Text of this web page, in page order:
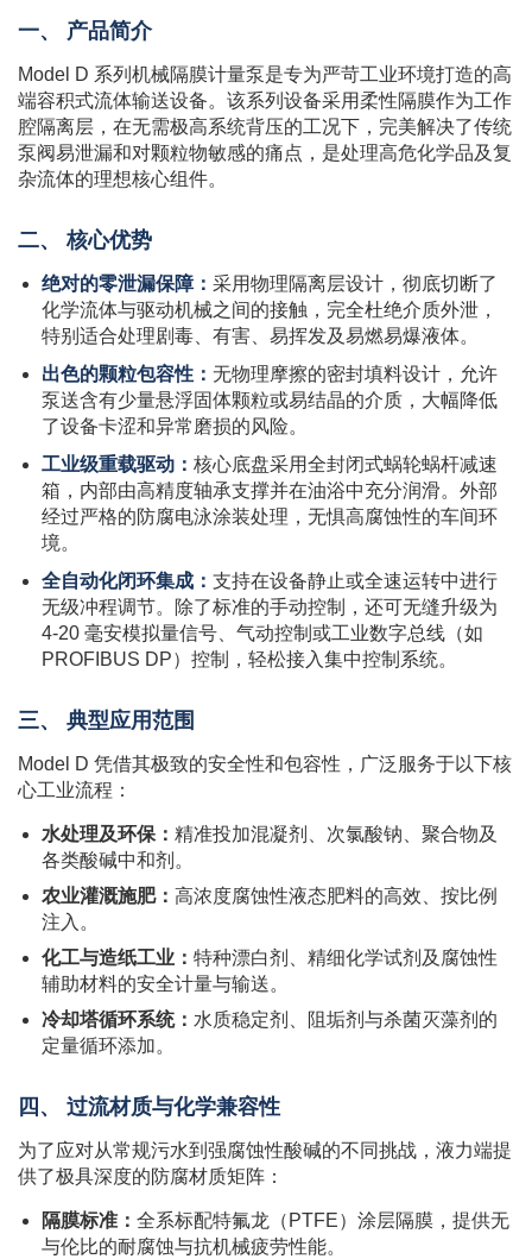
一、 产品简介
Model D 系列机械隔膜计量泵是专为严苛工业环境打造的高
端容积式流体输送设备。该系列设备采用柔性隔膜作为工作
腔隔离层，在无需极高系统背压的工况下，完美解决了传统
泵阀易泄漏和对颗粒物敏感的痛点，是处理高危化学品及复
杂流体的理想核心组件。
二、 核心优势
绝对的零泄漏保障： 采用物理隔离层设计，彻底切断了
化学流体与驱动机械之间的接触，完全杜绝介质外泄，
特别适合处理剧毒、有害、易挥发及易燃易爆液体。
出色的颗粒包容性： 无物理摩擦的密封填料设计，允许
泵送含有少量悬浮固体颗粒或易结晶的介质，大幅降低
了设备卡涩和异常磨损的风险。
工业级重载驱动： 核心底盘采用全封闭式蜗轮蜗杆减速
箱，内部由高精度轴承支撑并在油浴中充分润滑。外部
经过严格的防腐电泳涂装处理，无惧高腐蚀性的车间环
境。
全自动化闭环集成： 支持在设备静止或全速运转中进行
无级冲程调节。除了标准的手动控制，还可无缝升级为
4-20 毫安模拟量信号、气动控制或工业数字总线（如
PROFIBUS DP）控制，轻松接入集中控制系统。
三、 典型应用范围
Model D 凭借其极致的安全性和包容性，广泛服务于以下核
心工业流程：
水处理及环保： 精准投加混凝剂、次氯酸钠、聚合物及
各类酸碱中和剂。
农业灌溉施肥： 高浓度腐蚀性液态肥料的高效、按比例
注入。
化工与造纸工业： 特种漂白剂、精细化学试剂及腐蚀性
辅助材料的安全计量与输送。
冷却塔循环系统： 水质稳定剂、阻垢剂与杀菌灭藻剂的
定量循环添加。
四、 过流材质与化学兼容性
为了应对从常规污水到强腐蚀性酸碱的不同挑战，液力端提
供了极具深度的防腐材质矩阵：
隔膜标准： 全系标配特氟龙（PTFE）涂层隔膜，提供无
与伦比的耐腐蚀与抗机械疲劳性能。